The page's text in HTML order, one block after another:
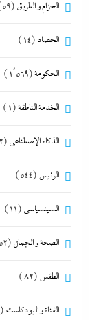
الحزام و الطريق (59)
الحصاد (14)
الحكومة(1٬569)
الخدمة الناطقة(1)
الذكاء الإصطناعي (72)
الرئيس (544)
السينسياسي (11)
الصحة و الجمال (152)
الطقس (82)
القناة و البودكاست (4)